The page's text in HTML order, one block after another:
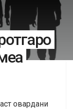
овардани